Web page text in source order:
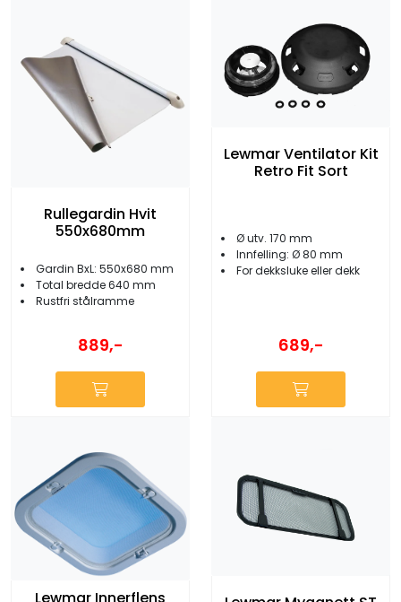
Rullegardin Hvit
550x680mm
Gardin BxL: 550x680 mm
Total bredde 640 mm
Rustfri stålramme
889,-
Lewmar Ventilator Kit
Retro Fit Sort
Ø utv. 170 mm
Innfelling: Ø 80 mm
For dekksluke eller dekk
689,-